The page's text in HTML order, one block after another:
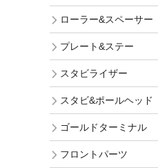
ローラー&スペーサー
プレート&ステー
スタビライザー
スタビ&ポールヘッド
ゴールドターミナル
フロントパーツ